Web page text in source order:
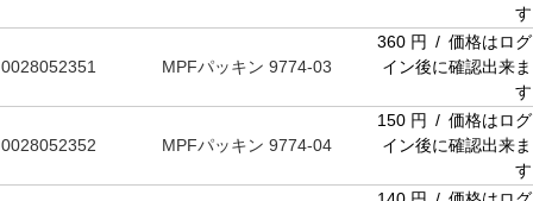
す
0028052351 MPFパッキン 9774-03
360 円 / 価格はログ
イン後に確認出来ま
す
0028052352 MPFパッキン 9774-04
150 円 / 価格はログ
イン後に確認出来ま
す